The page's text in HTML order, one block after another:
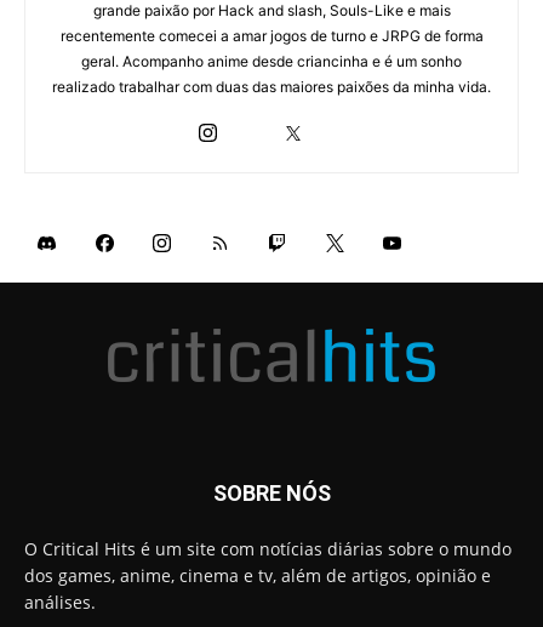
grande paixão por Hack and slash, Souls-Like e mais
recentemente comecei a amar jogos de turno e JRPG de forma
geral. Acompanho anime desde criancinha e é um sonho
realizado trabalhar com duas das maiores paixões da minha vida.
SOBRE NÓS
O Critical Hits é um site com notícias diárias sobre o mundo
dos games, anime, cinema e tv, além de artigos, opinião e
análises.